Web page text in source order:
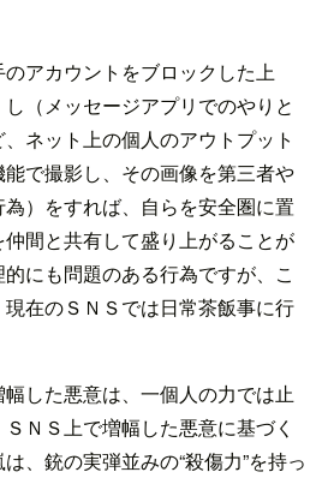
アカウントをブロックした上
（メッセージアプリでのやりと
ネット上の個人のアウトプット
で撮影し、その画像を第三者や
）をすれば、自らを安全圏に置
間と共有して盛り上がることが
にも問題のある行為ですが、こ
在のＳＮＳでは日常茶飯事に行
した悪意は、一個人の力では止
ＮＳ上で増幅した悪意に基づく
、銃の実弾並みの“殺傷力”を持っ